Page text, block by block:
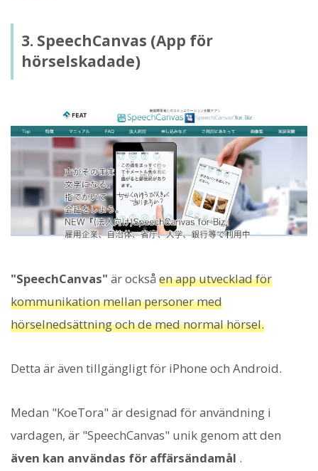
3. SpeechCanvas (App för
hörselskadade)
"SpeechCanvas" är också en app utvecklad för
kommunikation mellan personer med
hörselnedsättning och de med normal hörsel.
Detta är även tillgängligt för iPhone och Android.
Medan "KoeTora" är designad för användning i
vardagen, är "SpeechCanvas" unik genom att den
även kan användas för affärsändamål .